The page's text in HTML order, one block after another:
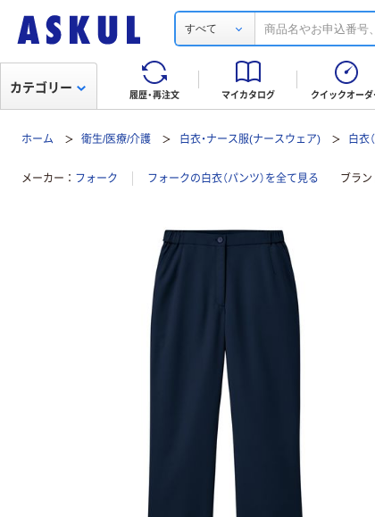
すべて
履歴・再注文 マイカタログ クイックオーダ
カテゴリー
ホーム 衛生/医療/介護 白衣・ナース服(ナースウェア) 白衣
メーカー フォーク フォークの白衣（パンツ）を全て見る ブラン